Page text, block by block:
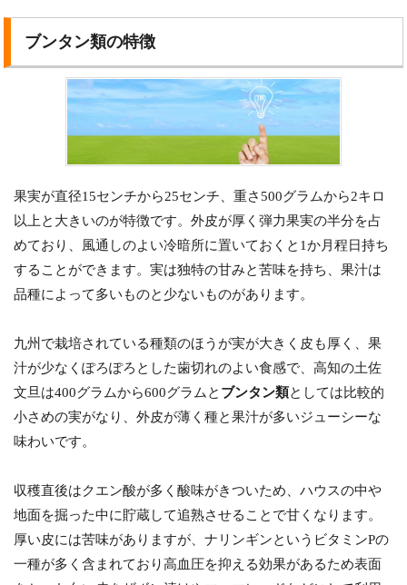
ブンタン類の特徴
果実が直径15センチから25センチ、重さ500グラムから2キロ
以上と大きいのが特徴です。外皮が厚く弾力果実の半分を占
めており、風通しのよい冷暗所に置いておくと1か月程日持ち
することができます。実は独特の甘みと苦味を持ち、果汁は
品種によって多いものと少ないものがあります。
九州で栽培されている種類のほうが実が大きく皮も厚く、果
汁が少なくぽろぽろとした歯切れのよい食感で、高知の土佐
文旦は400グラムから600グラムと ブンタン類としては比較的
小さめの実がなり、外皮が薄く種と果汁が多いジューシーな
味わいです。
収穫直後はクエン酸が多く酸味がきついため、ハウスの中や
地面を掘った中に貯蔵して追熟させることで甘くなります。
厚い皮には苦味がありますが、ナリンギンというビタミンPの
一種が多く含まれており高血圧を抑える効果があるため表面